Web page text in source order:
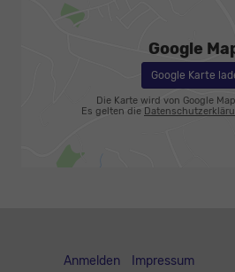
Google
Google Karte
Die Karte wird von Google
Es gelten die
Anmelden Impressum